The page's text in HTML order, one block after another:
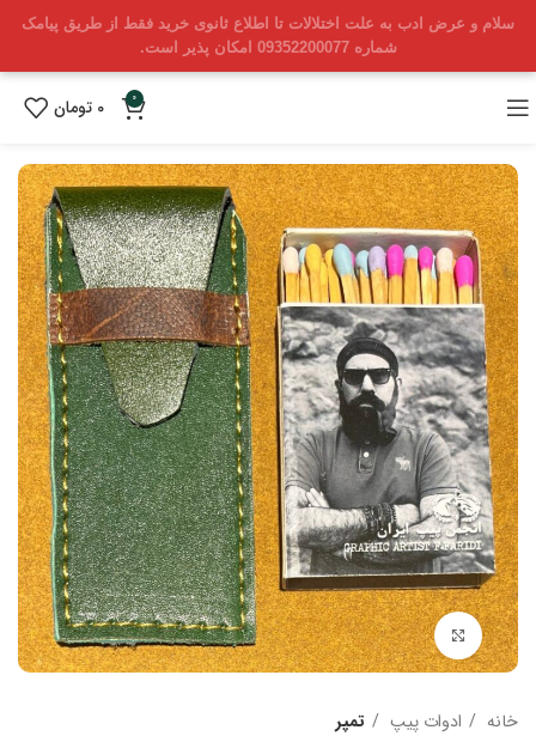
سلام و عرض ادب به علت اختلالات تا اطلاع ثانوی خرید فقط از طریق پیامک
شماره 09352200077 امکان پذیر است.
0
0 تومان
بزرگنمایی تصویر
خانه ادوات پیپ تمپر